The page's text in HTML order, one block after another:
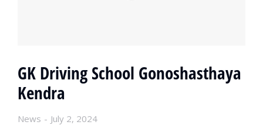
GK Driving School Gonoshasthaya
Kendra
News July 2, 2024